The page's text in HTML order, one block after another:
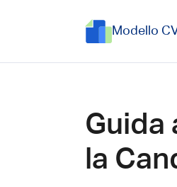
Modello
Guida
la